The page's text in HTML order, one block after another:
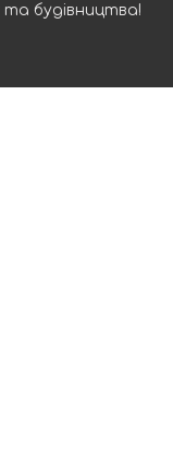
будівництва!